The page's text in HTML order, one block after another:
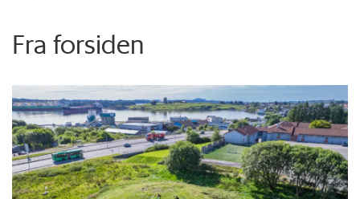
Fra forsiden